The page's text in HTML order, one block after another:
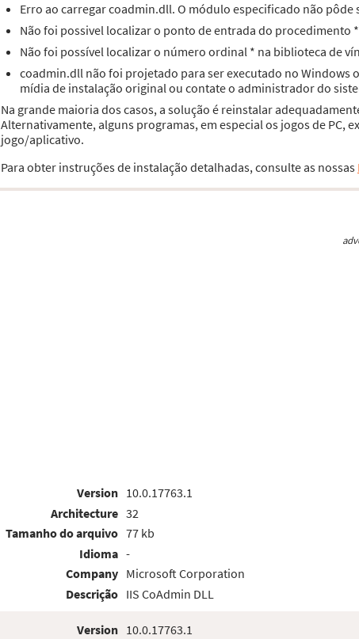
Erro ao carregar coadmin.dll. O módulo especificado não pôde
Não foi possivel localizar o ponto de entrada do
Não foi possível localizar o número ordinal * na biblioteca de
coadmin.dll não foi projetado para ser executado no Windows
mídia de instalação original ou contate o administrador do
Na grande maioria dos casos, a solução é reinstalar
Alternativamente, alguns programas, em especial os jogos de PC,
jogo/aplicativo.
Para obter instruções de instalação detalhadas, consulte as nossas
Version
Architecture
Tamanho do arquivo
Idioma
Company
Descrição
10.0.17763.1
32
77 kb
-
Microsoft Corporation
IIS CoAdmin DLL
Version 10.0.17763.1